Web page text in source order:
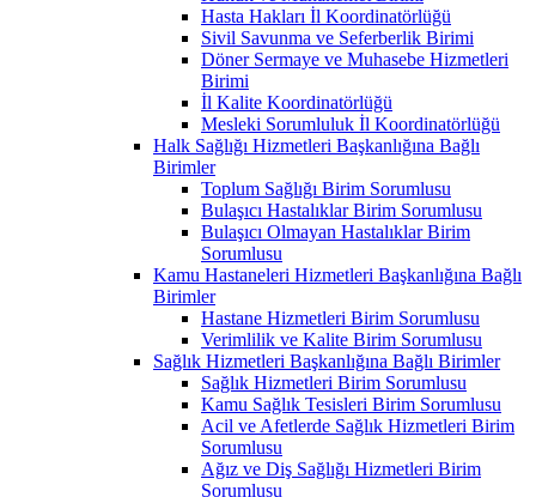
Hasta Hakları İl Koordinatörlüğü
Sivil Savunma ve Seferberlik Birimi
Döner Sermaye ve Muhasebe Hizmetleri
Birimi
İl Kalite Koordinatörlüğü
Mesleki Sorumluluk İl Koordinatörlüğü
Halk Sağlığı Hizmetleri Başkanlığına Bağlı
Birimler
Toplum Sağlığı Birim Sorumlusu
Bulaşıcı Hastalıklar Birim Sorumlusu
Bulaşıcı Olmayan Hastalıklar Birim
Sorumlusu
Kamu Hastaneleri Hizmetleri Başkanlığına Bağlı
Birimler
Hastane Hizmetleri Birim Sorumlusu
Verimlilik ve Kalite Birim Sorumlusu
Sağlık Hizmetleri Başkanlığına Bağlı Birimler
Sağlık Hizmetleri Birim Sorumlusu
Kamu Sağlık Tesisleri Birim Sorumlusu
Acil ve Afetlerde Sağlık Hizmetleri Birim
Sorumlusu
Ağız ve Diş Sağlığı Hizmetleri Birim
Sorumlusu